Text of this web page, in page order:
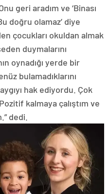
geri aradım ve ‘Binası
doğru olamaz’ diye
çocukları okuldan almak
duymalarını
oynadığı yerde bir
bulamadıklarını
hak ediyordu. Çok
kalmaya çalıştım ve
dedi.